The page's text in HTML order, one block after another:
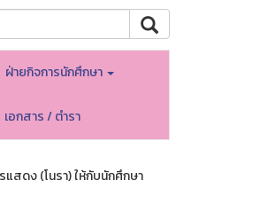
ฝ่ายกิจการนักศึกษา
เอกสาร / ตำรา
สดง (โนรา) ให้กับนักศึกษา